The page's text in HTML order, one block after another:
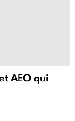
AEO qui